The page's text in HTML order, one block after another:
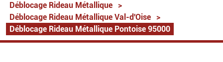
Déblocage Rideau Métallique
>
Déblocage Rideau Métallique Val-d'Oise
>
Déblocage Rideau Métallique Pontoise 95000